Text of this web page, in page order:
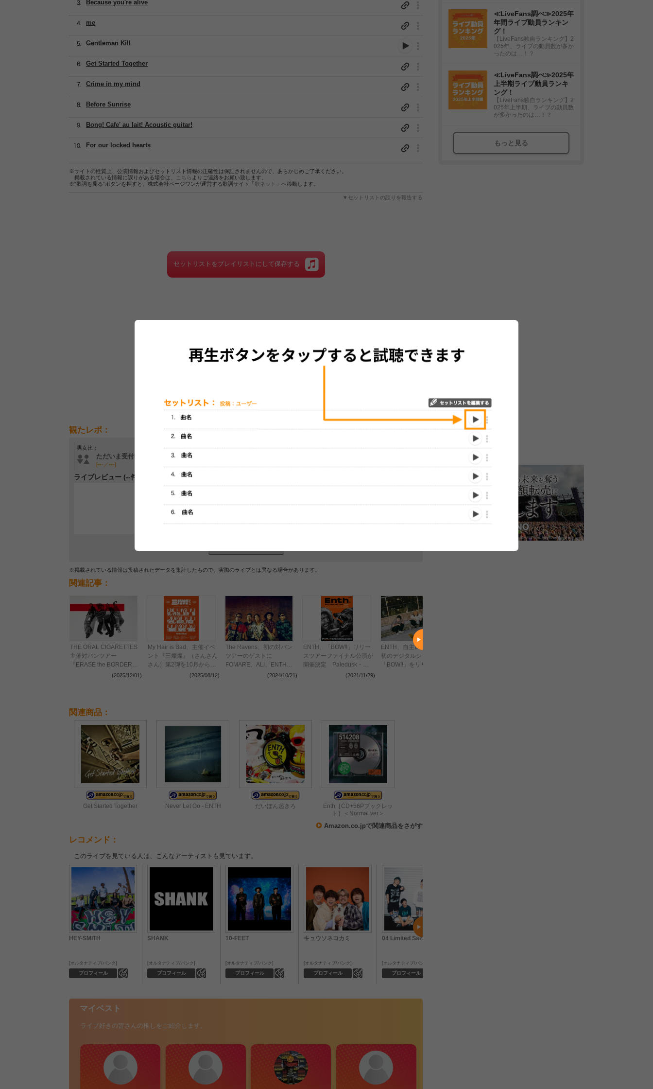
Get Started Together
Bong! Cafe' au lait! Acoustic guitar!
me
Because you're alive
Gentleman Kill
Crime in my mind
Before Sunrise
For our locked hearts
※サイトの性質上、公演情報およびセットリスト情報の正確性は保証されませんので、あらかじめご了承ください。
掲載されている情報に誤りがある場合は、
こちら よりご連絡をお願い致します。
※“歌詞を見る”ボタンを押すと、株式会社ページワンが運営する歌詞サイト「歌ネット 」へ移動します。
▼セットリストの誤りを報告する
セットリストをプレイリストにして保存する
観たレポ：
男女比：
ただいま受付中です
[---／---]
年齢層：
ただいま受付中です
グッズの待ち時間： 観たレポを投稿する
ライブレビュー (--件)
レビューはまだ投稿されていません。
最初のレビューを投稿してみませんか？
※掲載されている情報は投稿されたデータを集計したもので、実際のライブとは異なる場合があります。
関連記事：
THE ORAL CIGARETTES
主催対バンツアー
『ERASE the BORDER
TOUR 2026』全出演者を
(2025/12/01)
My Hair is Bad、主催イベ
ント『三燦燦』（さんさん
さん）第2弾を10月から開
催 ENTH、PEDRO、
(2025/08/12)
The Ravens、初の対バン
ツアーのゲストに
FOMARE、ALI、ENTHが
(2024/10/21)
ENTH、「BOW!!」リリー
スツアーファイナル公演が
開催決定 Paledusk・
(2021/11/29)
ENTH、自主レーベルより
初のデジタルシングル
「BOW!!」をリリース ツ
関連商品：
Get Started Together Never Let Go - ENTH だいぽん起きろ
Enth［CD+56Pブックレッ
ト］＜Normal ver＞
Amazon.co.jpで関連商品をさがす
レコメンド：
このライブを見ている人は、こんなアーティストも見ています。
HEY-SMITH
プロフィール
オルタナティブ/パンク
SHANK
プロフィール
オルタナティブ/パンク
10-FEET
プロフィール
オルタナティブ/パンク
キュウソネコカミ
プロフィール
オルタナティブ/パンク
04 Limited Sazabys
プロフィール
オルタナティブ/パンク
マイベスト
ライブ好きの皆さんの推しをご紹介します。
≪LiveFans調べ≫2025年
年間ライブ動員ランキン
グ！
【LiveFans独自ランキング】2
025年、ライブの動員数が多か
ったのは…！？
≪LiveFans調べ≫2025年
上半期ライブ動員ランキ
ング！
【LiveFans独自ランキング】2
025年上半期、ライブの動員数
が多かったのは…！？
もっと見る